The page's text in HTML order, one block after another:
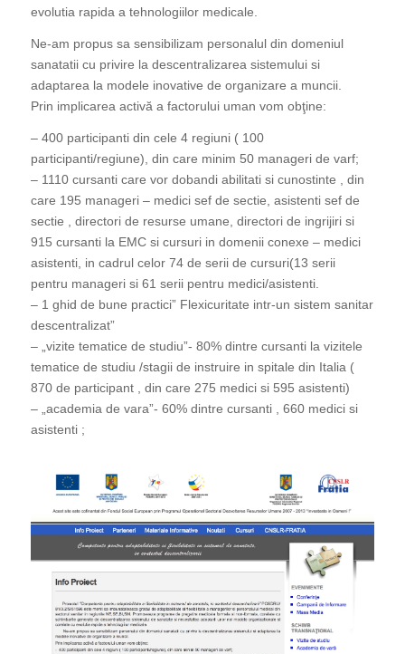
evolutia rapida a tehnologiilor medicale.
Ne-am propus sa sensibilizam personalul din domeniul
sanatatii cu privire la descentralizarea sistemului si
adaptarea la modele inovative de organizare a muncii.
Prin implicarea activă a factorului uman vom obţine:
– 400 participanti din cele 4 regiuni ( 100
participanti/regiune), din care minim 50 manageri de varf;
– 1110 cursanti care vor dobandi abilitati si cunostinte , din
care 195 manageri – medici sef de sectie, asistenti sef de
sectie , directori de resurse umane, directori de ingrijiri si
915 cursanti la EMC si cursuri in domenii conexe – medici
asistenti, in cadrul celor 74 de serii de cursuri(13 serii
pentru manageri si 61 serii pentru medici/asistenti.
– 1 ghid de bune practici” Flexicuritate intr-un sistem sanitar
descentralizat”
– „vizite tematice de studiu”- 80% dintre cursanti la vizitele
tematice de studiu /stagii de instruire in spitale din Italia (
870 de participant , din care 275 medici si 595 asistenti)
– „academia de vara”- 60% dintre cursanti , 660 medici si
asistenti ;